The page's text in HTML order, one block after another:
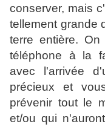
conserver, mais
tellement grande
terre entière.
téléphone à la
avec l'arrivée
précieux et
prévenir tout le
et/ou qui